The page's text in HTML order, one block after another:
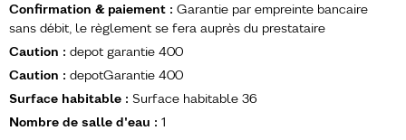
Confirmation & paiement : Garantie par empreinte bancaire
sans débit, le règlement se fera auprès du prestataire
Caution : depot garantie 400
Caution : depotGarantie 400
Surface habitable : Surface habitable 36
Nombre de salle d'eau : 1